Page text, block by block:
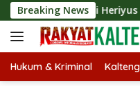
Langsung
ke
konten
Breaking News
Bupati Heriyus Ikut
Hukum & Kriminal Kalteng